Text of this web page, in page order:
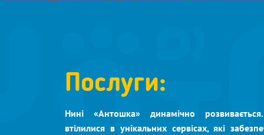
Послуги:
Нині «Антошка» динамічно
втілилися в унікальних сервісах, які